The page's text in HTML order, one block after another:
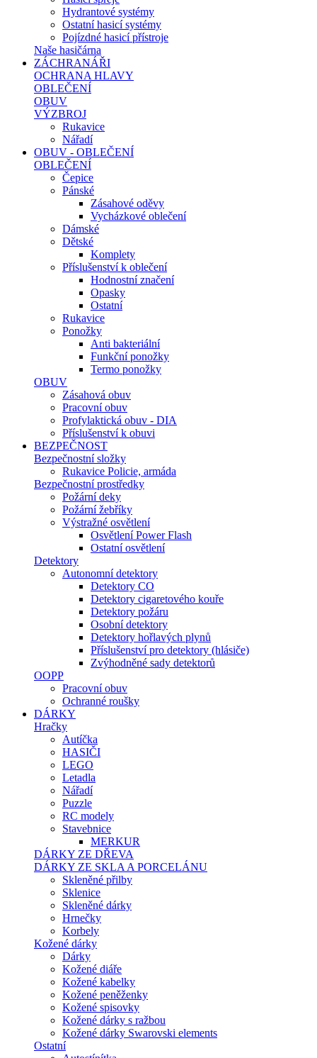
Hydrantové systémy
Ostatní hasicí systémy
Pojízdné hasicí přístroje
Naše hasičárna
ZÁCHRANÁŘI
OCHRANA HLAVY
OBLEČENÍ
OBUV
VÝZBROJ
Rukavice
Nářadí
OBUV - OBLEČENÍ
OBLEČENÍ
Čepice
Pánské
Zásahové oděvy
Vycházkové oblečení
Dámské
Dětské
Komplety
Příslušenství k oblečení
Hodnostní značení
Opasky
Ostatní
Rukavice
Ponožky
Anti bakteriální
Funkční ponožky
Termo ponožky
OBUV
Zásahová obuv
Pracovní obuv
Profylaktická obuv - DIA
Příslušenství k obuvi
BEZPEČNOST
Bezpečnostní složky
Rukavice Policie, armáda
Bezpečnostní prostředky
Požární deky
Požární žebříky
Výstražné osvětlení
Osvětlení Power Flash
Ostatní osvětlení
Detektory
Autonomní detektory
Detektory CO
Detektory cigaretového kouře
Detektory požáru
Osobní detektory
Detektory hořlavých plynů
Příslušenství pro detektory (hlásiče)
Zvýhodněné sady detektorů
OOPP
Pracovní obuv
Ochranné roušky
DÁRKY
Hračky
Autíčka
HASIČI
LEGO
Letadla
Nářadí
Puzzle
RC modely
Stavebnice
MERKUR
DÁRKY ZE DŘEVA
DÁRKY ZE SKLA A PORCELÁNU
Skleněné přilby
Sklenice
Skleněné dárky
Hrnečky
Korbely
Kožené dárky
Dárky
Kožené diáře
Kožené kabelky
Kožené peněženky
Kožené spisovky
Kožené dárky s ražbou
Kožené dárky Swarovski elements
Ostatní